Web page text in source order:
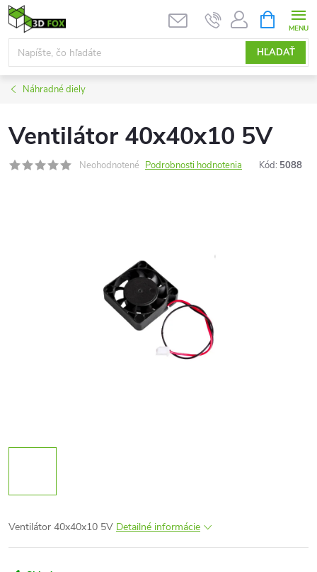
Prejsť
na
obsah
HĽADAŤ
KOŠÍK
Náhradné diely
Ventilátor 40x40x10 5V
Neohodnotené Podrobnosti hodnotenia Kód: 5088
Ventilátor 40x40x10 5V Detailné informácie